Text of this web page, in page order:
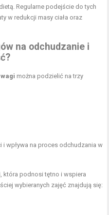
Regularne podejście do tych
w redukcji masy ciała oraz
na odchudzanie i
można podzielić na trzy
i wpływa na proces odchudzania w
która podnosi tętno i wspiera
wybieranych zajęć znajdują się: